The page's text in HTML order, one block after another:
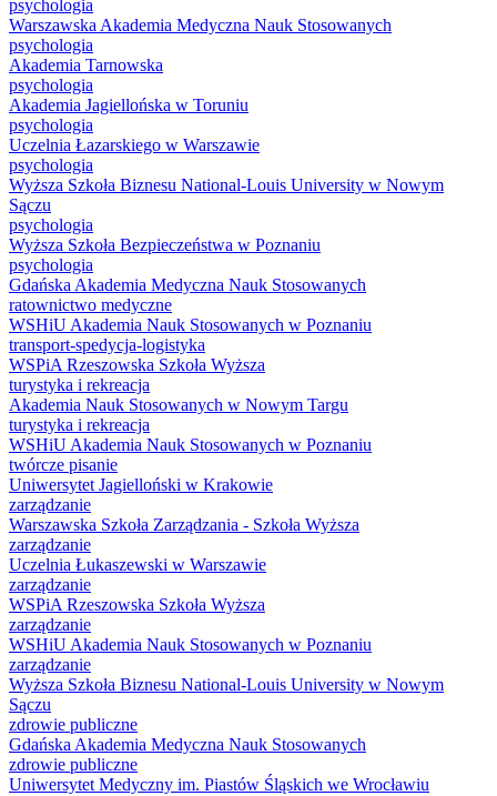
psychologia
Warszawska Akademia Medyczna Nauk Stosowanych
psychologia
Akademia Tarnowska
psychologia
Akademia Jagiellońska w Toruniu
psychologia
Uczelnia Łazarskiego w Warszawie
psychologia
Wyższa Szkoła Biznesu National-Louis University w Nowym
Sączu
psychologia
Wyższa Szkoła Bezpieczeństwa w Poznaniu
psychologia
Gdańska Akademia Medyczna Nauk Stosowanych
ratownictwo medyczne
WSHiU Akademia Nauk Stosowanych w Poznaniu
transport-spedycja-logistyka
WSPiA Rzeszowska Szkoła Wyższa
turystyka i rekreacja
Akademia Nauk Stosowanych w Nowym Targu
turystyka i rekreacja
WSHiU Akademia Nauk Stosowanych w Poznaniu
twórcze pisanie
Uniwersytet Jagielloński w Krakowie
zarządzanie
Warszawska Szkoła Zarządzania - Szkoła Wyższa
zarządzanie
Uczelnia Łukaszewski w Warszawie
zarządzanie
WSPiA Rzeszowska Szkoła Wyższa
zarządzanie
WSHiU Akademia Nauk Stosowanych w Poznaniu
zarządzanie
Wyższa Szkoła Biznesu National-Louis University w Nowym
Sączu
zdrowie publiczne
Gdańska Akademia Medyczna Nauk Stosowanych
zdrowie publiczne
Uniwersytet Medyczny im. Piastów Śląskich we Wrocławiu